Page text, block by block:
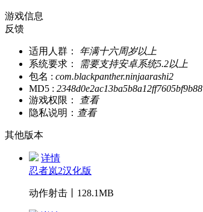
游戏信息
反馈
适用人群：
年满十六周岁以上
系统要求：
需要支持安卓系统5.2以上
包名 : com.blackpanther.ninjaarashi2
MD5 : 2348d0e2ac13ba5b8a12ff7605bf9b88
游戏权限：
查看
隐私说明： 查看
其他版本
详情
忍者岚2汉化版
动作射击丨128.1MB